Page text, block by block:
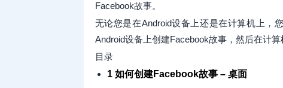
Facebook故事。
无论您是在Android设备上还是在计算机上，
Android设备上创建Facebook故事，然后在计算
目录
1 如何创建Facebook故事 – 桌面